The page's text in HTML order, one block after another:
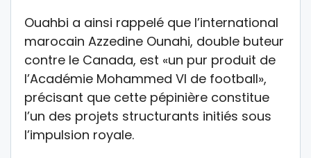
Ouahbi a ainsi rappelé que l’international
marocain Azzedine Ounahi, double buteur
contre le Canada, est «un pur produit de
l’Académie Mohammed VI de football»,
précisant que cette pépinière constitue
l’un des projets structurants initiés sous
l’impulsion royale.